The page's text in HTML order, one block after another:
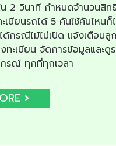
น 2 วินาที กำหนดจำนวนสิท
เบียนรถได้ 5 คันใช้คันไหน
ด้กรณีไม้ไม่เปิด แจ้งเตือนลู
งทะเบียน จัดการข้อมูลและ
รณ์ ทุกที่ทุกเวลา